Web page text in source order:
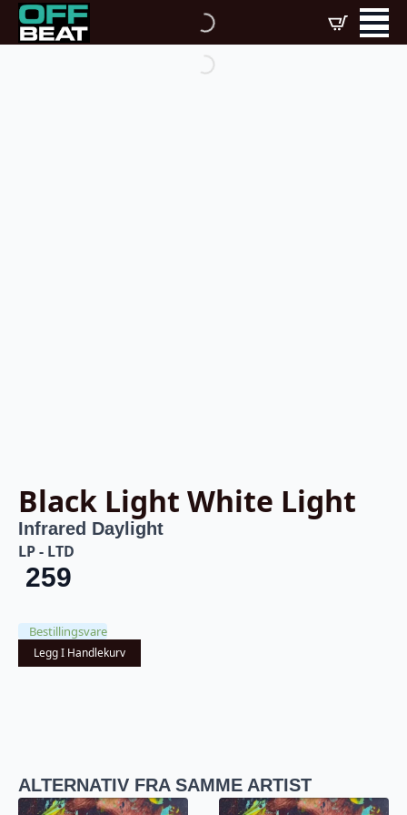
Black Light White Light
Infrared Daylight
LP - LTD
259
Bestillingsvare
Legg I Handlekurv
ALTERNATIV FRA SAMME ARTIST